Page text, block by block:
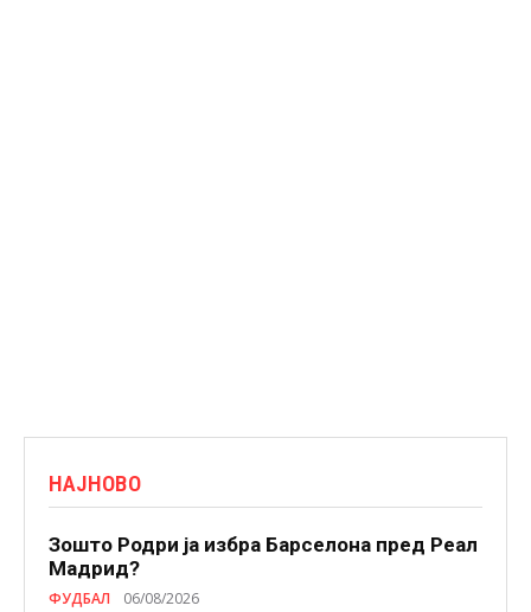
НАЈНОВО
Зошто Родри ја избра Барселона пред Реал
Мадрид?
ФУДБАЛ 06/08/2026